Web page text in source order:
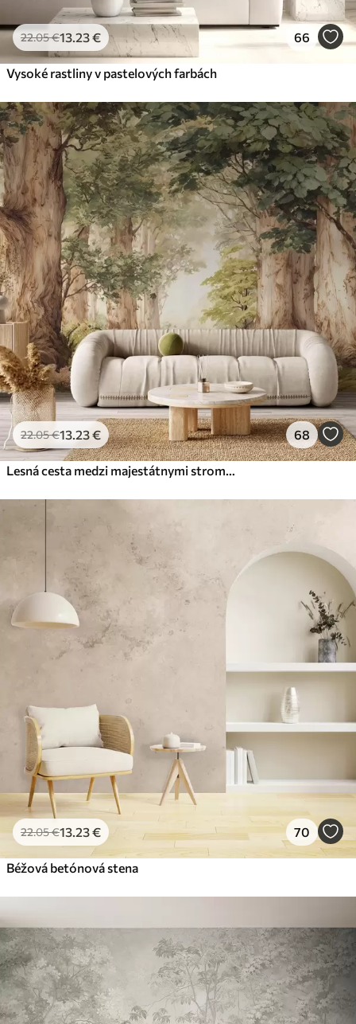
22.05€13.23€ 66
Vysoké rastliny v pastelových farbách
22.05€13.23€ 68
Lesná cesta medzi majestátnymi stromami v akvarelovom štýle
22.05€13.23€ 70
Béžová betónová stena